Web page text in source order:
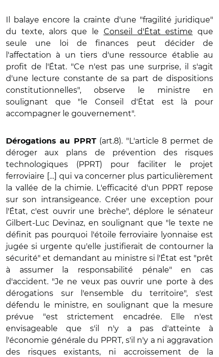
Il balaye encore la crainte d'une "fragilité juridique"
du texte, alors que le Conseil d'État estime que
seule une loi de finances peut décider de
l'affectation à un tiers d'une ressource établie au
profit de l'État. "Ce n'est pas une surprise, il s'agit
d'une lecture constante de sa part de dispositions
constitutionnelles", observe le ministre en
soulignant que "le Conseil d'État est là pour
accompagner le gouvernement".
Dérogations au PPRT(art.8). "L'article 8 permet de
déroger aux plans de prévention des risques
technologiques (PPRT) pour faciliter le projet
ferroviaire […] qui va concerner plus particulièrement
la vallée de la chimie. L'efficacité d'un PPRT repose
sur son intransigeance. Créer une exception pour
l'État, c'est ouvrir une brèche", déplore le sénateur
Gilbert-Luc Devinaz, en soulignant que "le texte ne
définit pas pourquoi l'étoile ferroviaire lyonnaise est
jugée si urgente qu'elle justifierait de contourner la
sécurité" et demandant au ministre si l'État est "prêt
à assumer la responsabilité pénale" en cas
d'accident. "Je ne veux pas ouvrir une porte à des
dérogations sur l'ensemble du territoire", s'est
défendu le ministre, en soulignant que la mesure
prévue "est strictement encadrée. Elle n'est
envisageable que s'il n'y a pas d'atteinte à
l'économie générale du PPRT, s'il n'y a ni aggravation
des risques existants, ni accroissement de la